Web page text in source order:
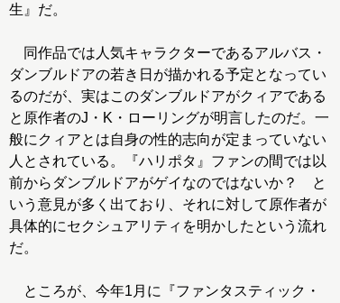
生』だ。
同作品では人気キャラクターであるアルバス・
ダンブルドアの若き日が描かれる予定となってい
るのだが、実はこのダンブルドアがクィアである
と原作者のJ・K・ローリングが明言したのだ。一
般にクィアとは自身の性的志向が定まっていない
人とされている。『ハリポタ』ファンの間では以
前からダンブルドアがゲイなのではないか？ と
いう意見が多く出ており、それに対して原作者が
具体的にセクシュアリティを明かしたという流れ
だ。
ところが、今年1月に『ファンタスティック・